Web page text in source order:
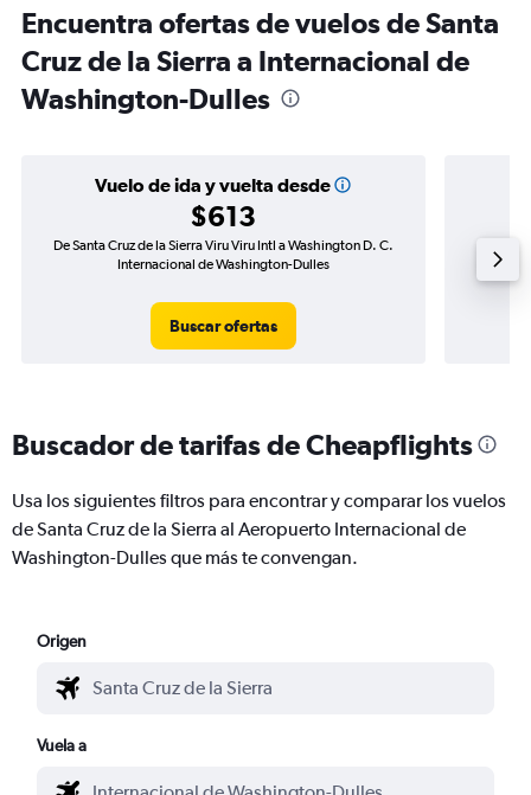
Encuentra ofertas de vuelos de Santa
Cruz de la Sierra a Internacional de
Washington-Dulles
Vuelo de ida y vuelta desde
$613
De Santa Cruz de la Sierra Viru Viru Intl a Washington D. C.
Internacional de Washington-Dulles
Buscar ofertas
Buscador de tarifas de Cheapflights
Usa los siguientes filtros para encontrar y comparar los vuelos
de Santa Cruz de la Sierra al Aeropuerto Internacional de
Washington-Dulles que más te convengan.
Origen
Vuela a